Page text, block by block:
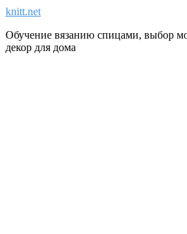
knitt.net
Обучение вязанию спицами, выбор
декор для дома